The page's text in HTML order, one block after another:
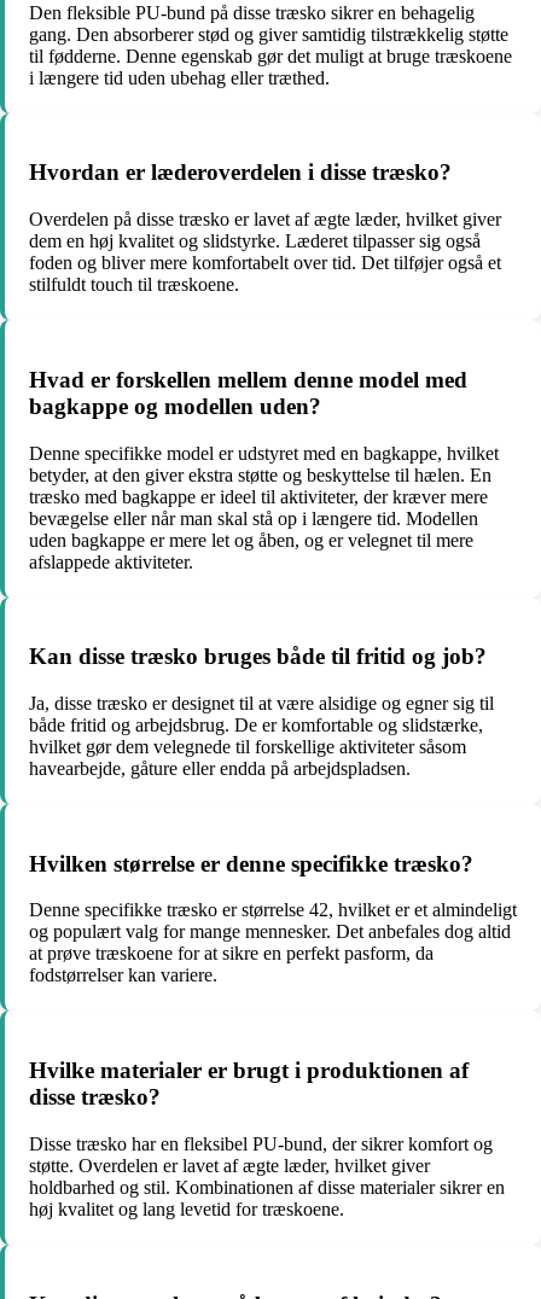
Den fleksible PU-bund på disse træsko sikrer en behagelig
gang. Den absorberer stød og giver samtidig tilstrækkelig støtte
til fødderne. Denne egenskab gør det muligt at bruge træskoene
i længere tid uden ubehag eller træthed.
Hvordan er læderoverdelen i disse træsko?
Overdelen på disse træsko er lavet af ægte læder, hvilket giver
dem en høj kvalitet og slidstyrke. Læderet tilpasser sig også
foden og bliver mere komfortabelt over tid. Det tilføjer også et
stilfuldt touch til træskoene.
Hvad er forskellen mellem denne model med
bagkappe og modellen uden?
Denne specifikke model er udstyret med en bagkappe, hvilket
betyder, at den giver ekstra støtte og beskyttelse til hælen. En
træsko med bagkappe er ideel til aktiviteter, der kræver mere
bevægelse eller når man skal stå op i længere tid. Modellen
uden bagkappe er mere let og åben, og er velegnet til mere
afslappede aktiviteter.
Kan disse træsko bruges både til fritid og job?
Ja, disse træsko er designet til at være alsidige og egner sig til
både fritid og arbejdsbrug. De er komfortable og slidstærke,
hvilket gør dem velegnede til forskellige aktiviteter såsom
havearbejde, gåture eller endda på arbejdspladsen.
Hvilken størrelse er denne specifikke træsko?
Denne specifikke træsko er størrelse 42, hvilket er et almindeligt
og populært valg for mange mennesker. Det anbefales dog altid
at prøve træskoene for at sikre en perfekt pasform, da
fodstørrelser kan variere.
Hvilke materialer er brugt i produktionen af
disse træsko?
Disse træsko har en fleksibel PU-bund, der sikrer komfort og
støtte. Overdelen er lavet af ægte læder, hvilket giver
holdbarhed og stil. Kombinationen af disse materialer sikrer en
høj kvalitet og lang levetid for træskoene.